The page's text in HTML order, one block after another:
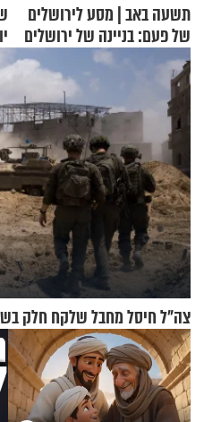
תשעה באב | מסע לירושלים
של פעם: בניינה של ירושלים
צה"ל חיסל מחבל שלקח חלק